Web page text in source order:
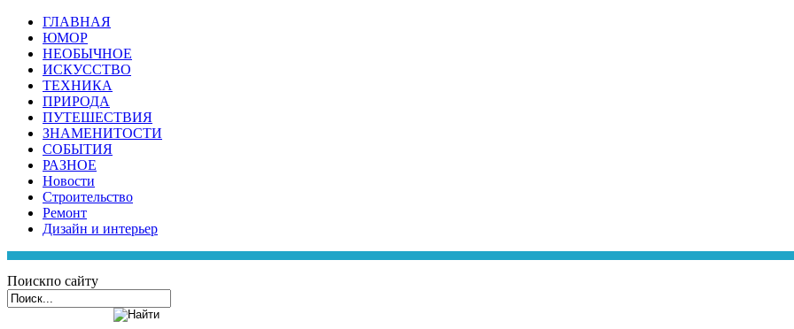
ГЛАВНАЯ
ЮМОР
НЕОБЫЧНОЕ
ИСКУССТВО
ТЕХНИКА
ПРИРОДА
ПУТЕШЕСТВИЯ
ЗНАМЕНИТОСТИ
СОБЫТИЯ
РАЗНОЕ
Новости
Строительство
Ремонт
Дизайн и интерьер
Поискпо сайту